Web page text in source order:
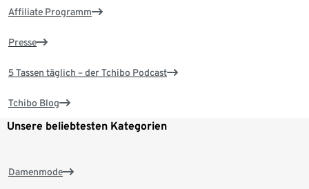
Affiliate Programm
Presse
5 Tassen täglich – der Tchibo Podcast
Tchibo Blog
Unsere beliebtesten Kategorien
Damenmode